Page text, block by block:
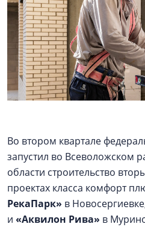
Во втором квартале
запустил во Всеволожском
области строительство
проектах класса комфорт
РекаПарк» в
и «Аквилон Рива» в